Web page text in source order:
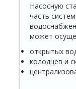
Насосную
часть
может
открытых
колодцев и